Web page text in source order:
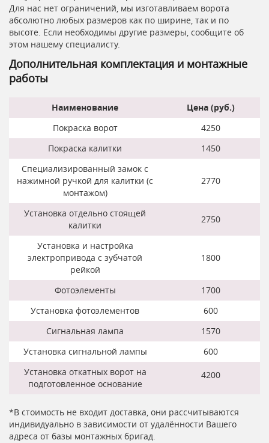
Для нас нет ограничений, мы изготавливаем ворота
абсолютно любых размеров как по ширине, так и по
высоте. Если необходимы другие размеры, сообщите об
этом нашему специалисту.
Дополнительная комплектация и монтажные
работы
Наименование
Цена (руб.)
Покраска ворот
4250
Покраска калитки
1450
Специализированный замок с
нажимной ручкой для калитки (с
монтажом)
2770
Установка отдельно стоящей
калитки
2750
Установка и настройка
электропривода с зубчатой
рейкой
1800
Фотоэлементы
1700
Установка фотоэлементов
600
Сигнальная лампа
1570
Установка сигнальной лампы
600
Установка откатных ворот на
подготовленное основание
4200
*В стоимость не входит доставка, они рассчитываются
индивидуально в зависимости от удалённости Вашего
адреса от базы монтажных бригад.